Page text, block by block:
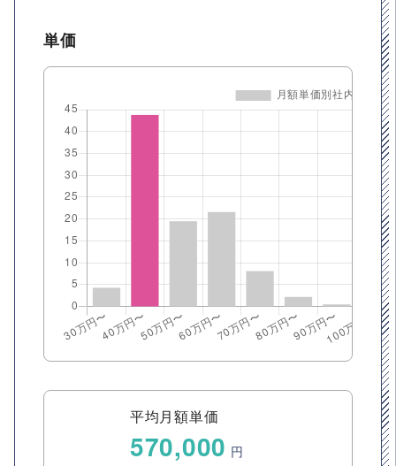
単価
平均月額単価
570,000 円